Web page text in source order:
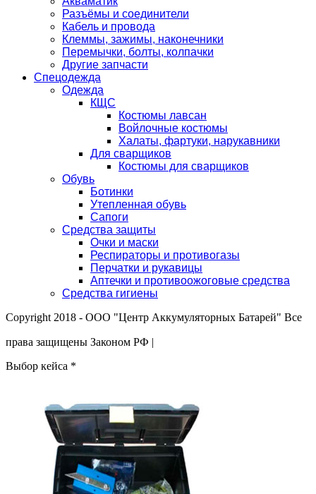
Разъёмы и соединители
Кабель и провода
Клеммы, зажимы, наконечники
Перемычки, болты, колпачки
Другие запчасти
Спецодежда
Одежда
КЩС
Костюмы лавсан
Войлочные костюмы
Халаты, фартуки, нарукавники
Для сварщиков
Костюмы для сварщиков
Обувь
Ботинки
Утепленная обувь
Сапоги
Средства защиты
Очки и маски
Респираторы и противогазы
Перчатки и рукавицы
Аптечки и противоожоговые средства
Средства гигиены
Copyright 2018 - ООО "Центр Аккумуляторных Батарей" Все
права защищены Законом РФ |
Выбор кейса *